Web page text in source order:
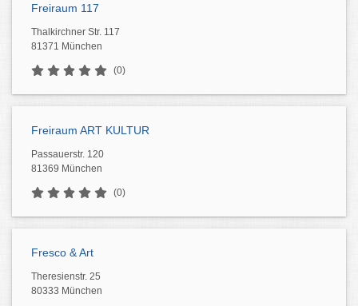
Freiraum 117
Thalkirchner Str. 117
81371 München
(0)
Freiraum ART KULTUR
Passauerstr. 120
81369 München
(0)
Fresco & Art
Theresienstr. 25
80333 München